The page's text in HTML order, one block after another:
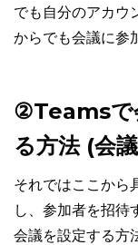
でも自分のアカウ
からでも会議に参
②Teamsで
る方法 (会
それではここから
し、参加者を招待
会議を設定する方